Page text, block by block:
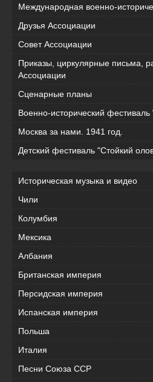
Международная военно-
Друзья Ассоциации
Совет Ассоциации
Приказы, циркулярные письма,
Ассоциации
Сценарные планы
Военно-исторический
Москва за нами. 1941 год.
Детский фестиваль "Стойкий
Историческая музыка и видео
Чили
Колумбия
Мексика
Албания
Британская империя
Персидская империя
Испанская империя
Польша
Италия
Песни Союза ССР